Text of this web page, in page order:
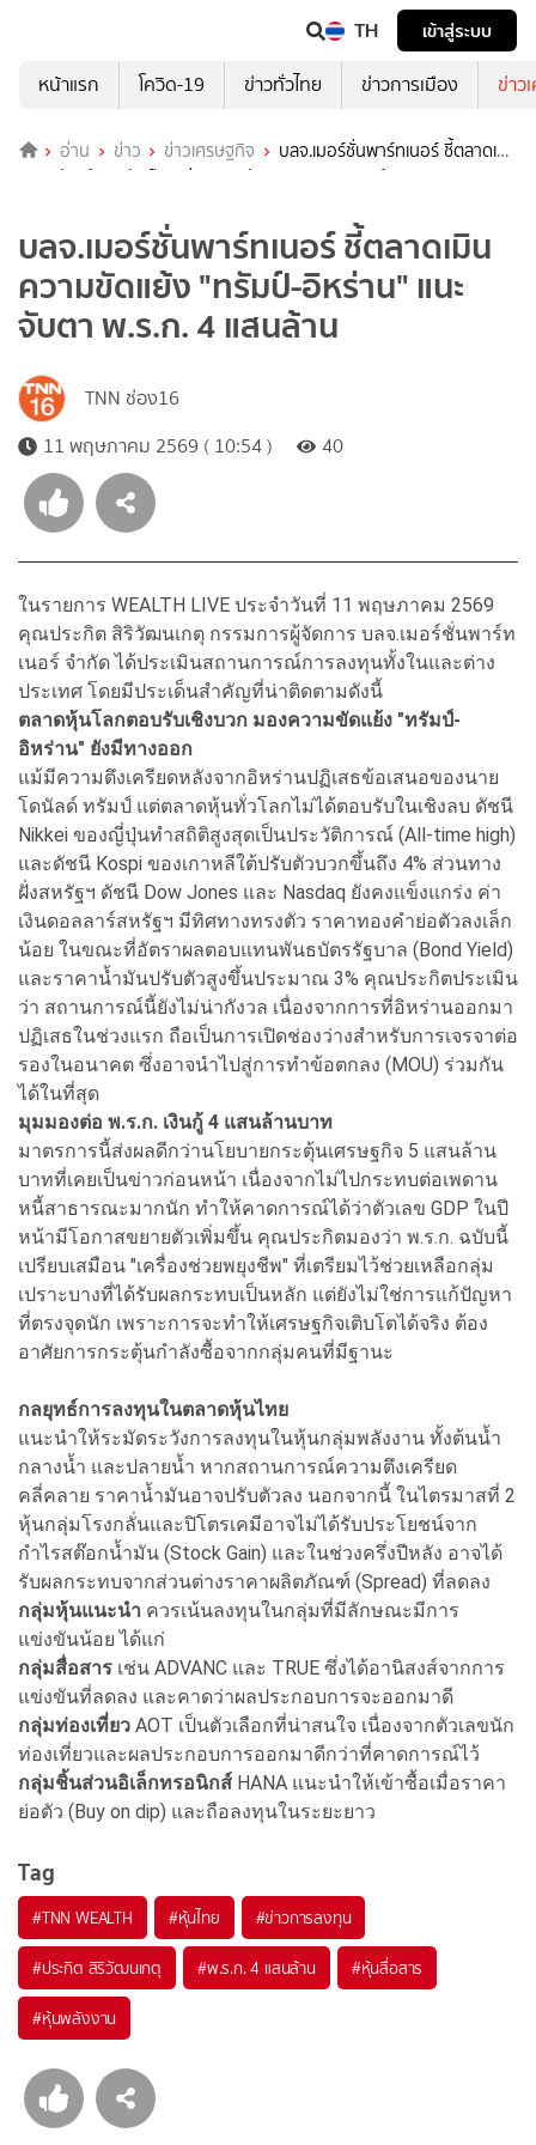
TH
เข้าสู่ระบบ
หน้าแรก
โควิด-19 ข่าวทั่วไทย ข่าวการเมือง ข่าว
อ่าน ข่าว ข่าวเศรษฐกิจ
บลจ.เมอร์ชั่นพาร์ทเนอร์ ชี้ตลาดเมิน
ความขัดแย้ง "ทรัมป์-อิหร่าน" แนะจับตา พ.ร.ก. 4 แสนล้าน
บลจ.เมอร์ชั่นพาร์ทเนอร์ ชี้ตลาดเมิน
ความขัดแย้ง "ทรัมป์-อิหร่าน" แนะ
จับตา พ.ร.ก. 4 แสนล้าน
TNN ช่อง16
11 พฤษภาคม 2569 ( 10:54 )
40
ในรายการ WEALTH LIVE ประจำวันที่ 11 พฤษภาคม 2569
คุณประกิต สิริวัฒนเกตุ กรรมการผู้จัดการ บลจ.เมอร์ชั่นพาร์ท
เนอร์ จำกัด ได้ประเมินสถานการณ์การลงทุนทั้งในและต่าง
ประเทศ โดยมีประเด็นสำคัญที่น่าติดตามดังนี้
ตลาดหุ้นโลกตอบรับเชิงบวก มองความขัดแย้ง "ทรัมป์-
อิหร่าน" ยังมีทางออก
แม้มีความตึงเครียดหลังจากอิหร่านปฏิเสธข้อเสนอของนาย
โดนัลด์ ทรัมป์ แต่ตลาดหุ้นทั่วโลกไม่ได้ตอบรับในเชิงลบ ดัชนี
Nikkei ของญี่ปุ่นทำสถิติสูงสุดเป็นประวัติการณ์ (All-time high)
และดัชนี Kospi ของเกาหลีใต้ปรับตัวบวกขึ้นถึง 4% ส่วนทาง
ฝั่งสหรัฐฯ ดัชนี Dow Jones และ Nasdaq ยังคงแข็งแกร่ง ค่า
เงินดอลลาร์สหรัฐฯ มีทิศทางทรงตัว ราคาทองคำย่อตัวลงเล็ก
น้อย ในขณะที่อัตราผลตอบแทนพันธบัตรรัฐบาล (Bond Yield)
และราคาน้ำมันปรับตัวสูงขึ้นประมาณ 3% คุณประกิตประเมิน
ว่า สถานการณ์นี้ยังไม่น่ากังวล เนื่องจากการที่อิหร่านออกมา
ปฏิเสธในช่วงแรก ถือเป็นการเปิดช่องว่างสำหรับการเจรจาต่อ
รองในอนาคต ซึ่งอาจนำไปสู่การทำข้อตกลง (MOU) ร่วมกัน
ได้ในที่สุด
มุมมองต่อ พ.ร.ก. เงินกู้ 4 แสนล้านบาท
มาตรการนี้ส่งผลดีกว่านโยบายกระตุ้นเศรษฐกิจ 5 แสนล้าน
บาทที่เคยเป็นข่าวก่อนหน้า เนื่องจากไม่ไปกระทบต่อเพดาน
หนี้สาธารณะมากนัก ทำให้คาดการณ์ได้ว่าตัวเลข GDP ในปี
หน้ามีโอกาสขยายตัวเพิ่มขึ้น คุณประกิตมองว่า พ.ร.ก. ฉบับนี้
เปรียบเสมือน "เครื่องช่วยพยุงชีพ" ที่เตรียมไว้ช่วยเหลือกลุ่ม
เปราะบางที่ได้รับผลกระทบเป็นหลัก แต่ยังไม่ใช่การแก้ปัญหา
ที่ตรงจุดนัก เพราะการจะทำให้เศรษฐกิจเติบโตได้จริง ต้อง
อาศัยการกระตุ้นกำลังซื้อจากกลุ่มคนที่มีฐานะ
กลยุทธ์การลงทุนในตลาดหุ้นไทย
แนะนำให้ระมัดระวังการลงทุนในหุ้นกลุ่มพลังงาน ทั้งต้นน้ำ
กลางน้ำ และปลายน้ำ หากสถานการณ์ความตึงเครียด
คลี่คลาย ราคาน้ำมันอาจปรับตัวลง นอกจากนี้ ในไตรมาสที่ 2
หุ้นกลุ่มโรงกลั่นและปิโตรเคมีอาจไม่ได้รับประโยชน์จาก
กำไรสต๊อกน้ำมัน (Stock Gain) และในช่วงครึ่งปีหลัง อาจได้
รับผลกระทบจากส่วนต่างราคาผลิตภัณฑ์ (Spread) ที่ลดลง
กลุ่มหุ้นแนะนำ ควรเน้นลงทุนในกลุ่มที่มีลักษณะมีการ
แข่งขันน้อย ได้แก่
กลุ่มสื่อสาร เช่น ADVANC และ TRUE ซึ่งได้อานิสงส์จากการ
แข่งขันที่ลดลง และคาดว่าผลประกอบการจะออกมาดี
กลุ่มท่องเที่ยว AOT เป็นตัวเลือกที่น่าสนใจ เนื่องจากตัวเลขนัก
ท่องเที่ยวและผลประกอบการออกมาดีกว่าที่คาดการณ์ไว้
กลุ่มชิ้นส่วนอิเล็กทรอนิกส์ HANA แนะนำให้เข้าซื้อเมื่อราคา
ย่อตัว (Buy on dip) และถือลงทุนในระยะยาว
Tag
#TNN WEALTH #หุ้นไทย #ข่าวการลงทุน
#ประกิต สิริวัฒนเกตุ #พ.ร.ก. 4 แสนล้าน #หุ้นสื่อสาร
#หุ้นพลังงาน